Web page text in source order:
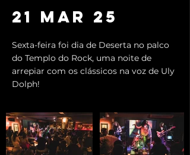
21 MAR 25
Sexta-feira foi dia de Deserta no palco
do Templo do Rock, uma noite de
arrepiar com os clássicos na voz de Uly
Dolph!